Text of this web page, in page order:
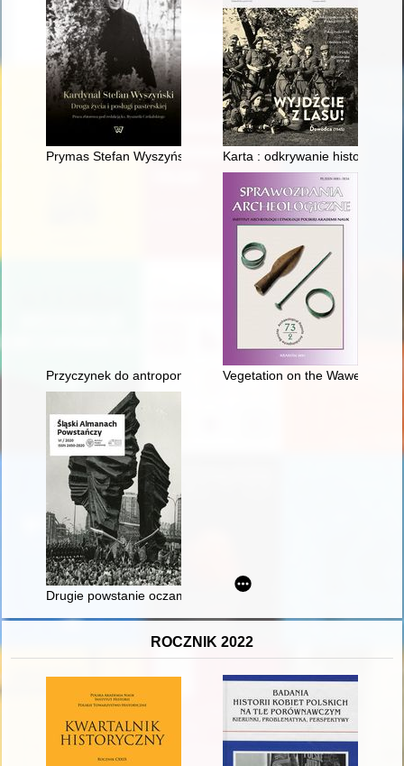
Prymas Stefan Wyszyński w zbiorach bibliotecznych UKSW
Karta : odkrywanie historii. Nr
Przyczynek do antroponimii karaimskiej : nieodnotowane
Vegetation on the Wawel Hill,
Drugie powstanie oczami Wojciecha Korfantego :
ROCZNIK 2022